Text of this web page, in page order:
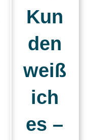
Kun
den
weiß
ich
es –